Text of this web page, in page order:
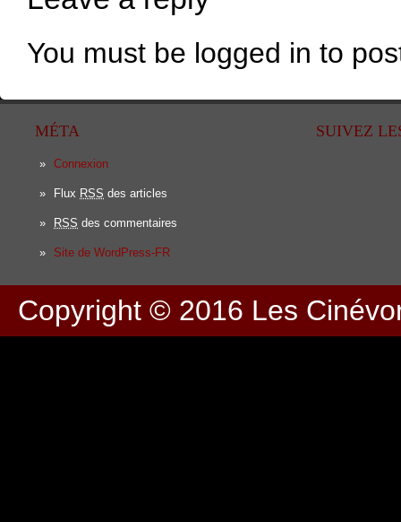
You must be logged in to
MÉTA
Connexion
Flux RSS des articles
RSS des commentaires
Site de WordPress-FR
SUIVEZ
Copyright © 2016 Les